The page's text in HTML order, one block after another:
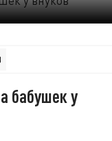
бабушек у